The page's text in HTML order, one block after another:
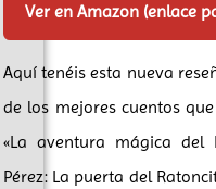
Ver en Amazon (enlace
Aquí tenéis esta nueva
de los mejores cuentos
«La aventura mágica del
Pérez: La puerta del